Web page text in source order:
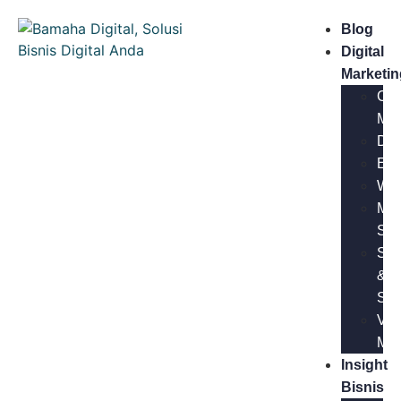
Blog
Digital
&
Insight
Bisnis